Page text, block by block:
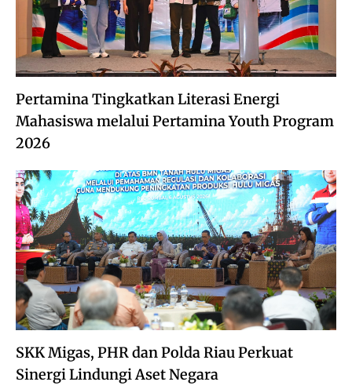
Pertamina Tingkatkan Literasi Energi
Mahasiswa melalui Pertamina Youth Program
2026
SKK Migas, PHR dan Polda Riau Perkuat
Sinergi Lindungi Aset Negara